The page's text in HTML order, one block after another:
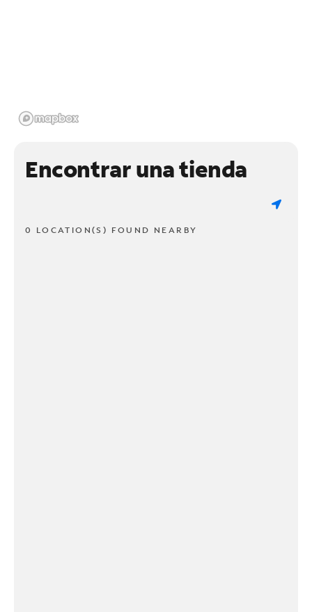
Encontrar una tienda
0 LOCATION(S) FOUND NEARBY